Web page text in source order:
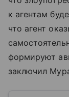
к агентам
что агент
формируют
заключил